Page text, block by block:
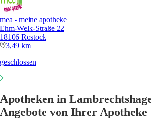
mea - meine apotheke
Ehm-Welk-Straße 22
18106 Rostock
3,49 km
geschlossen
Apotheken in
Angebote von Ihrer Apotheke